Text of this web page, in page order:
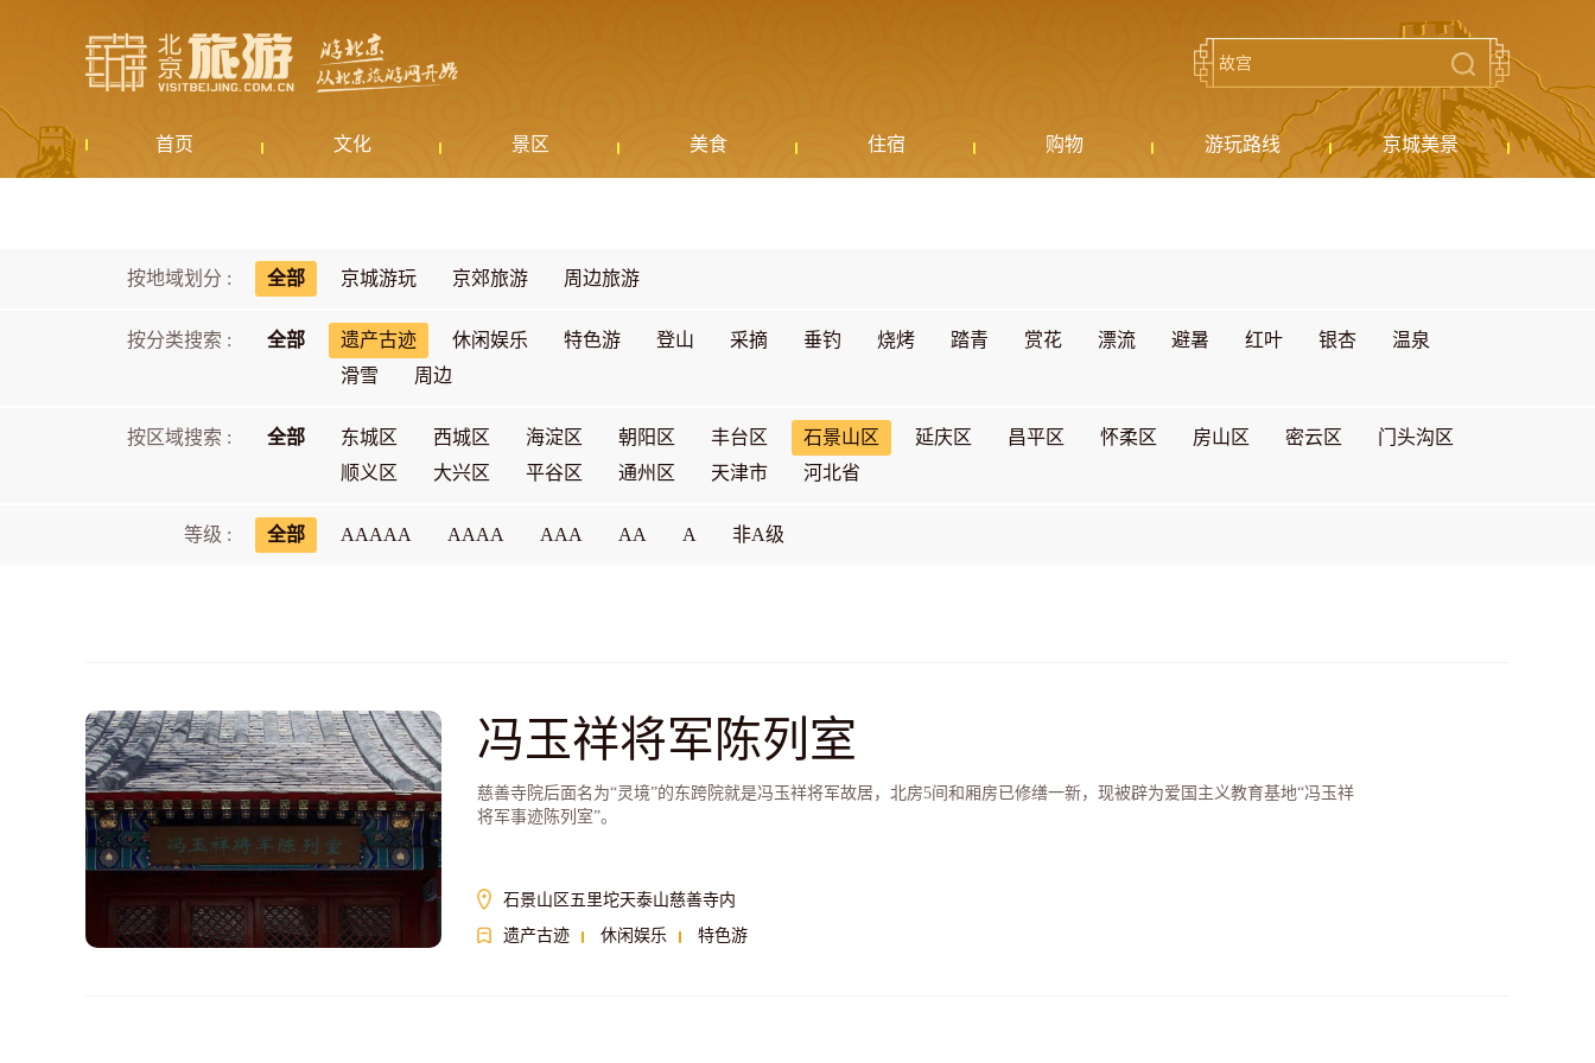
首页 文化 景区 美食 住宿 购物 游玩路线 京城美景
按地域划分 : 全部 京城游玩 京郊旅游 周边旅游
按分类搜索 : 全部 遗产古迹 休闲娱乐 特色游 登山 采摘 垂钓 烧烤 踏青 赏花 漂流 避暑 红叶 银杏
温泉
滑雪
周边
按区域搜索 : 全部 东城区 西城区 海淀区 朝阳区 丰台区 石景山区 延庆区 昌平区 怀柔区 房山区 密云区
门头沟区
顺义区
大兴区 平谷区 通州区 天津市 河北省
等级 : 全部 AAAAA AAAA AAA AA A 非A级
冯玉祥将军陈列室
慈善寺院后面名为“灵境”的东跨院就是冯玉祥将军故居，北房5间和厢房已修缮一新，现被辟为爱国主义教育基地“冯玉祥
将军事迹陈列室”。
石景山区五里坨天泰山慈善寺内
遗产古迹
休闲娱乐 特色游